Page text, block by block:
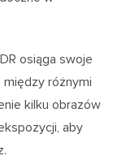
osiąga swoje
różnymi
kilku obrazów
aby